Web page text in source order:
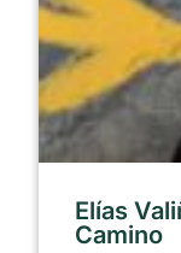
Elías
Camino